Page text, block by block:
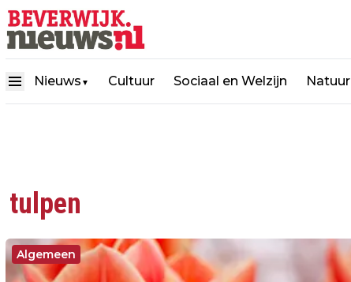
Nieuws ▼ Cultuur Sociaal en Welzijn Natuur
tulpen
Algemeen